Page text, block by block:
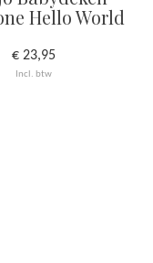
Hello World
€ 23,95
Incl. btw